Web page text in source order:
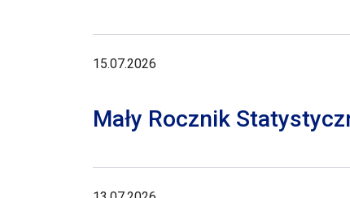
15.07.2026
Mały Rocznik